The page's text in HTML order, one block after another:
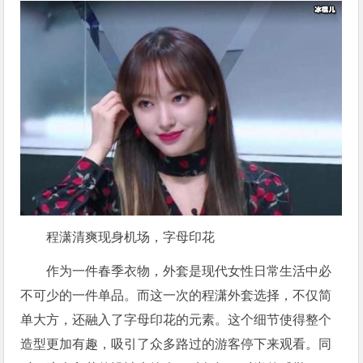
程潇清爽现身机场，字母印花
作为一件春季衣物，外套是现代女性日常生活中必
不可少的一件单品。而这一次的程潇外套选择，不仅简
单大方，还融入了字母印花的元素。这个细节使得整个
造型更加有趣，吸引了众多路过的游客停下来观看。同